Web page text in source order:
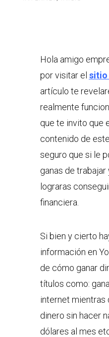
Hola amigo
por visitar el sitio
artículo te
realmente
que te invito que
contenido de
seguro que si le
ganas de
lograras
financiera.
Si bien y cierto
información en
de cómo ganar
títulos como:
internet mientras
dinero sin hacer
dólares al mes